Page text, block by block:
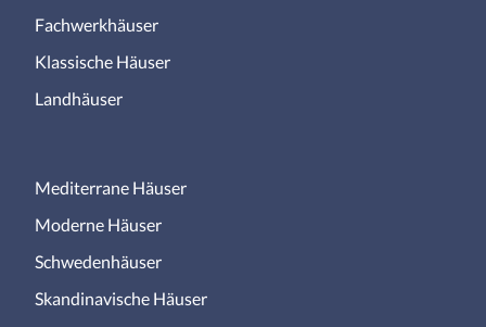
Fachwerkhäuser
Klassische Häuser
Landhäuser
Mediterrane Häuser
Moderne Häuser
Schwedenhäuser
Skandinavische Häuser